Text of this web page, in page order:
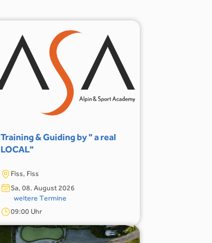
Training & Guiding by " a real
LOCAL"
Fiss, Fiss
Sa, 08. August 2026
weitere Termine
09:00 Uhr